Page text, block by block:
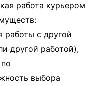
работа курьером
работы с другой
другой работой),
выбора